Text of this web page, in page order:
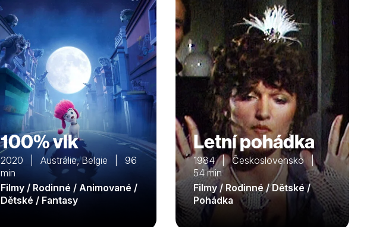
100% vlk
2020 | Austrálie, Belgie | 96
min
Filmy / Rodinné / Animované /
Dětské / Fantasy
Letní pohádka
1984 | Československo |
54 min
Filmy / Rodinné / Dětské /
Pohádka